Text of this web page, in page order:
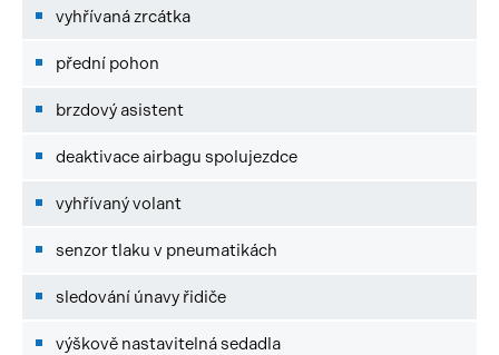
vyhřívaná zrcátka
přední pohon
brzdový asistent
deaktivace airbagu spolujezdce
vyhřívaný volant
senzor tlaku v pneumatikách
sledování únavy řidiče
výškově nastavitelná sedadla